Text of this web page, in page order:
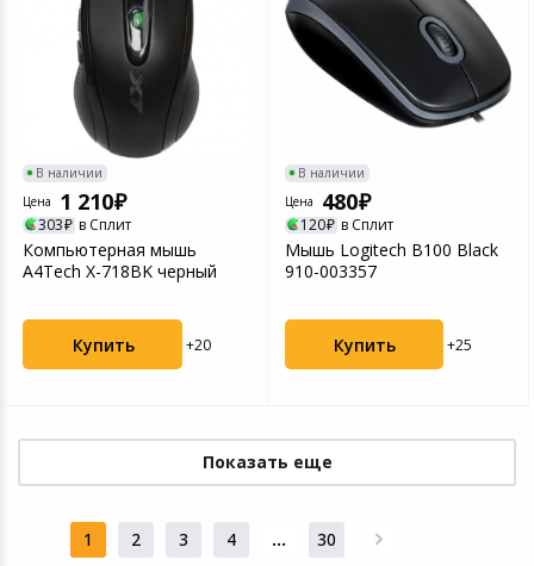
В наличии
Цена
1 210
303 в Сплит
Компьютерная мышь
A4Tech X-718BK черный
Купить +20
В наличии
Цена
480
120 в Сплит
Мышь Logitech B100 Black
910-003357
Купить +25
Показать еще
1 2 3 4 ... 30